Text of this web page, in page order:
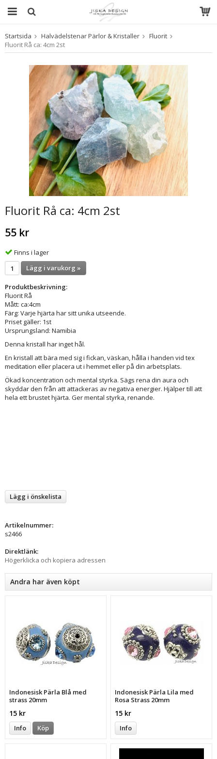
Produkten har blivit tillagd i varukorgen
Startsida Halvädelstenar Pärlor & Kristaller
Fluorit
Fluorit Rå ca: 4cm 2st
Fluorit Rå ca: 4cm 2st
55 kr
Finns i lager
Lägg i varukorg »
Produktbeskrivning:
Fluorit Rå
Mått: ca:4cm
Färg: Varje hjärta har sitt unika utseende.
Priset gäller: 1st
Ursprungsland: Namibia
Denna kristall har inget hål.
En kristall att bära med sig i fickan, väskan, hålla i handen vid tex
meditation eller placera ut i hemmet eller på din arbetsplats.
Ökad koncentration och mental styrka. Sägs rena din aura och
skyddar den från att attackeras av negativa energier. Hjälper till att
hela ett brustet hjärta. Ger mental styrka, renande.
Lägg i önskelista
Artikelnummer:
s2466
Direktlänk:
Högerklicka och kopiera adressen
Andra har även köpt
Indonesisk Pärla Blå med
strass 20mm
15 kr
Info Köp
Indonesisk Pärla Lila med
Rosa Strass 20mm
15 kr
Info